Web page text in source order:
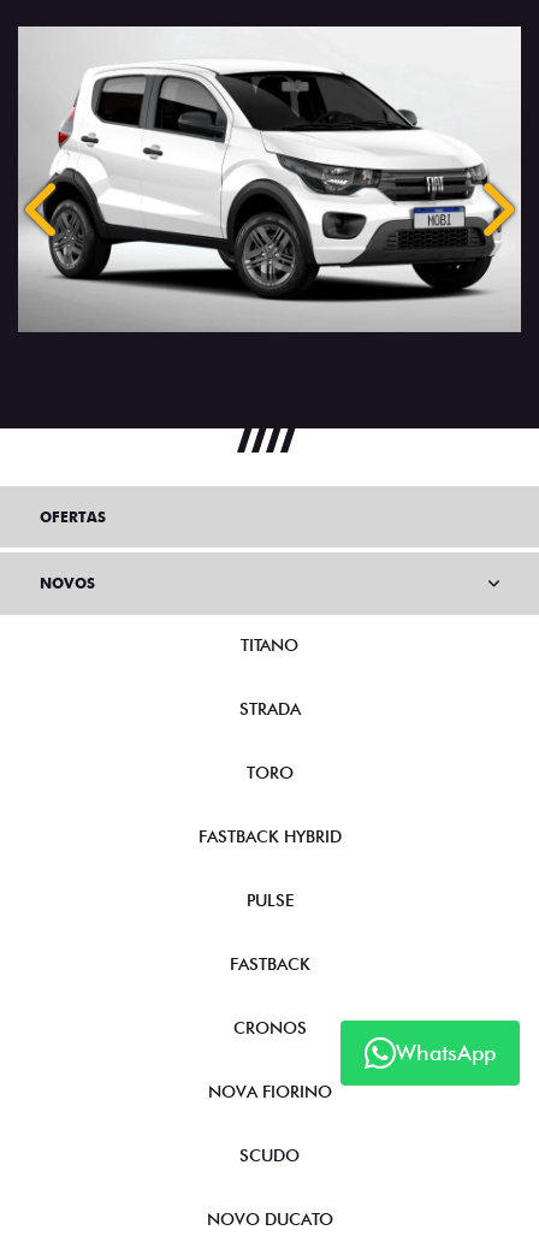
Anterior
WhatsApp
OFERTAS
NOVOS
TITANO
STRADA
TORO
FASTBACK HYBRID
PULSE
FASTBACK
CRONOS
NOVA FIORINO
SCUDO
NOVO DUCATO